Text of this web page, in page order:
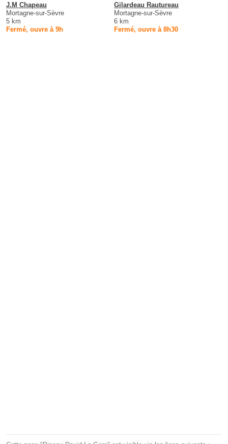
J.M Chapeau
Mortagne-sur-Sèvre
5 km
Fermé, ouvre à 9h
Gilardeau Rautureau
Mortagne-sur-Sèvre
6 km
Fermé, ouvre à 8h30